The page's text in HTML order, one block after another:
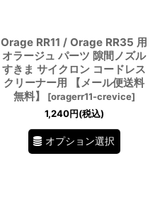
Orage RR11 / Orage RR35 用
オラージュ パーツ 隙間ノズル
すきま サイクロン コードレス
クリーナー用 【メール便送料
無料】
[oragerr11-crevice]
1,240円(税込)
オプション選択